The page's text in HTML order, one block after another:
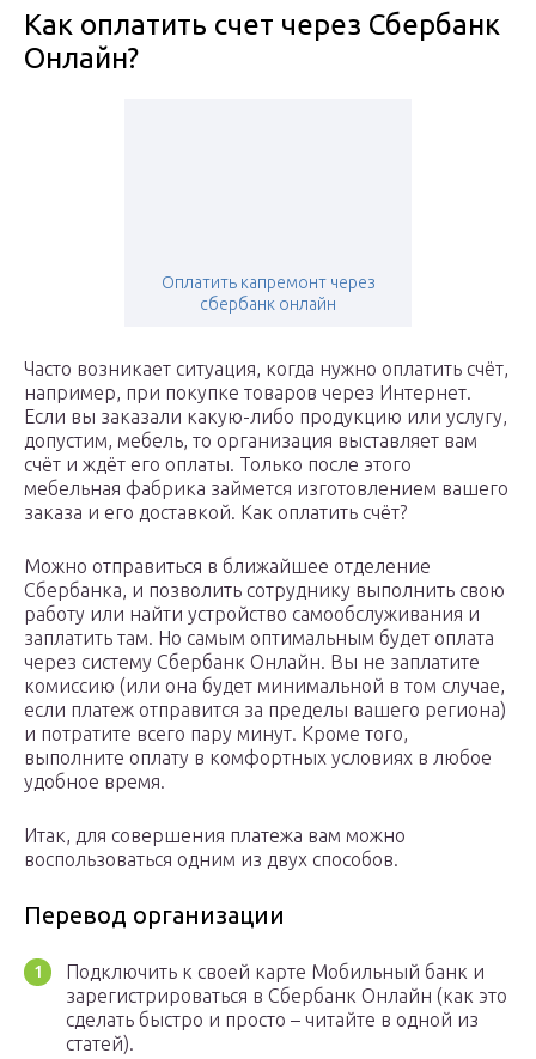
Как оплатить счет через Сбербанк
Онлайн?
Оплатить капремонт через
сбербанк онлайн
Часто возникает ситуация, когда нужно оплатить счёт,
например, при покупке товаров через Интернет.
Если вы заказали какую-либо продукцию или услугу,
допустим, мебель, то организация выставляет вам
счёт и ждёт его оплаты. Только после этого
мебельная фабрика займется изготовлением вашего
заказа и его доставкой. Как оплатить счёт?
Можно отправиться в ближайшее отделение
Сбербанка, и позволить сотруднику выполнить свою
работу или найти устройство самообслуживания и
заплатить там. Но самым оптимальным будет оплата
через систему Сбербанк Онлайн. Вы не заплатите
комиссию (или она будет минимальной в том случае,
если платеж отправится за пределы вашего региона)
и потратите всего пару минут. Кроме того,
выполните оплату в комфортных условиях в любое
удобное время.
Итак, для совершения платежа вам можно
воспользоваться одним из двух способов.
Перевод организации
Подключить к своей карте Мобильный банк и
зарегистрироваться в Сбербанк Онлайн (как это
сделать быстро и просто – читайте в одной из
статей).